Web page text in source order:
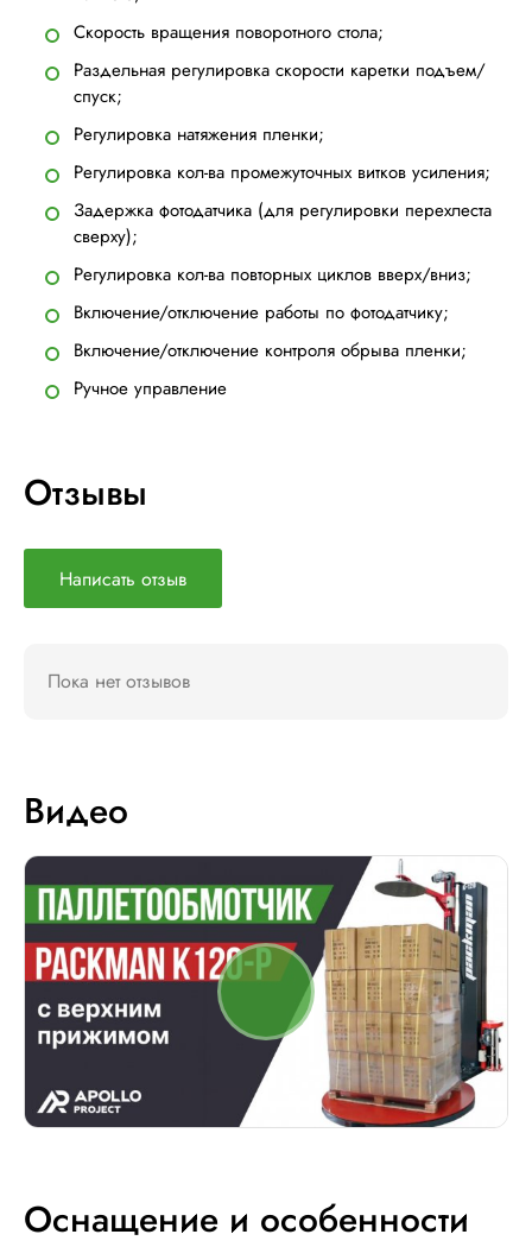
Скорость вращения поворотного стола;
Раздельная регулировка скорости каретки подъем/
спуск;
Регулировка натяжения пленки;
Регулировка кол-ва промежуточных витков усиления;
Задержка фотодатчика (для регулировки перехлеста
сверху);
Регулировка кол-ва повторных циклов вверх/вниз;
Включение/отключение работы по фотодатчику;
Включение/отключение контроля обрыва пленки;
Ручное управление
Отзывы
Написать отзыв
Пока нет отзывов
Видео
Оснащение и особенности